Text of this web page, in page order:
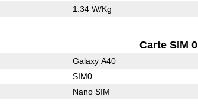
1.34 W/Kg
Carte SIM 0
Galaxy A40
SIM0
Nano SIM